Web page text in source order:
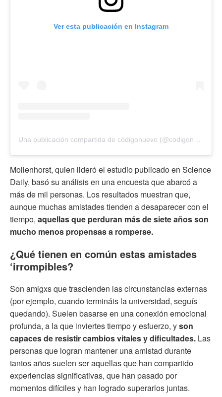
Ver esta publicación en Instagram
Mollenhorst, quien lideró el estudio publicado en Science
Daily, basó su análisis en una encuesta que abarcó a
más de mil personas. Los resultados muestran que,
aunque muchas amistades tienden a desaparecer con el
tiempo, aquellas que perduran más de siete años son
mucho menos propensas a romperse.
¿Qué tienen en común estas amistades
‘irrompibles?
Son amigxs que trascienden las circunstancias externas
(por ejemplo, cuando termináis la universidad, seguís
quedando). Suelen basarse en una conexión emocional
profunda, a la que inviertes tiempo y esfuerzo, yson
capaces de resistir cambios vitales y dificultades. Las
personas que logran mantener una amistad durante
tantos años suelen ser aquellas que han compartido
experiencias significativas, que han pasado por
momentos difíciles y han logrado superarlos juntas.